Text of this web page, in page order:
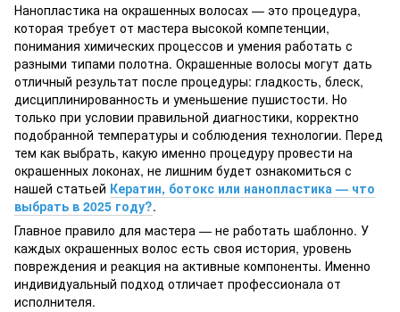
Нанопластика на окрашенных волосах — это процедура,
которая требует от мастера высокой компетенции,
понимания химических процессов и умения работать с
разными типами полотна. Окрашенные волосы могут дать
отличный результат после процедуры: гладкость, блеск,
дисциплинированность и уменьшение пушистости. Но
только при условии правильной диагностики, корректно
подобранной температуры и соблюдения технологии. Перед
тем как выбрать, какую именно процедуру провести на
окрашенных локонах, не лишним будет ознакомиться с
нашей статьей Кератин, ботокс или нанопластика — что
выбрать в 2025 году?.
Главное правило для мастера — не работать шаблонно. У
каждых окрашенных волос есть своя история, уровень
повреждения и реакция на активные компоненты. Именно
индивидуальный подход отличает профессионала от
исполнителя.